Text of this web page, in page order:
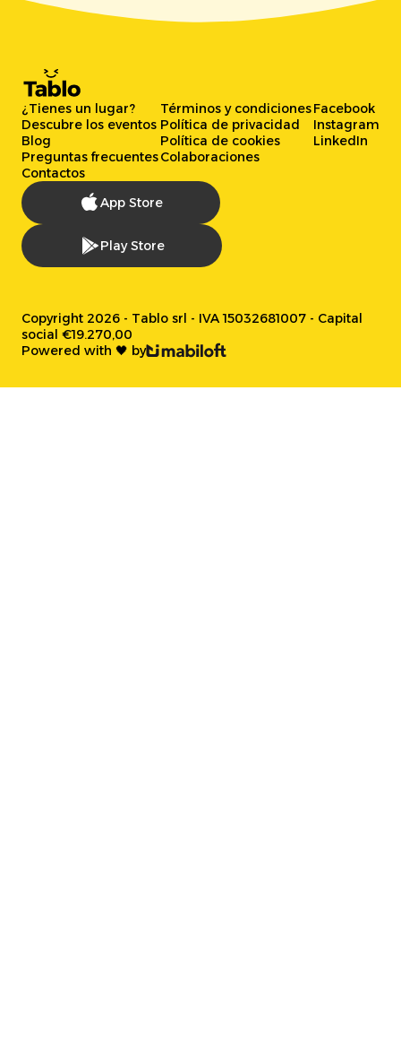
¿Tienes un lugar?
Descubre los eventos
Blog
Preguntas frecuentes
Contactos
Términos y condiciones
Política de privacidad
Política de cookies
Colaboraciones
Facebook
Instagram
LinkedIn
App Store
Play Store
Copyright 2026 - Tablo srl - IVA 15032681007 - Capital
social €19.270,00
Powered with 🖤 by